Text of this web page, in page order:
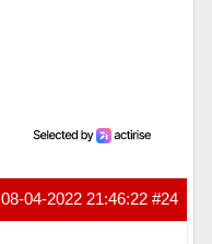
#24
08-04-2022 21:46:22